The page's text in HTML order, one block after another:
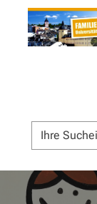
© Bildnachweis